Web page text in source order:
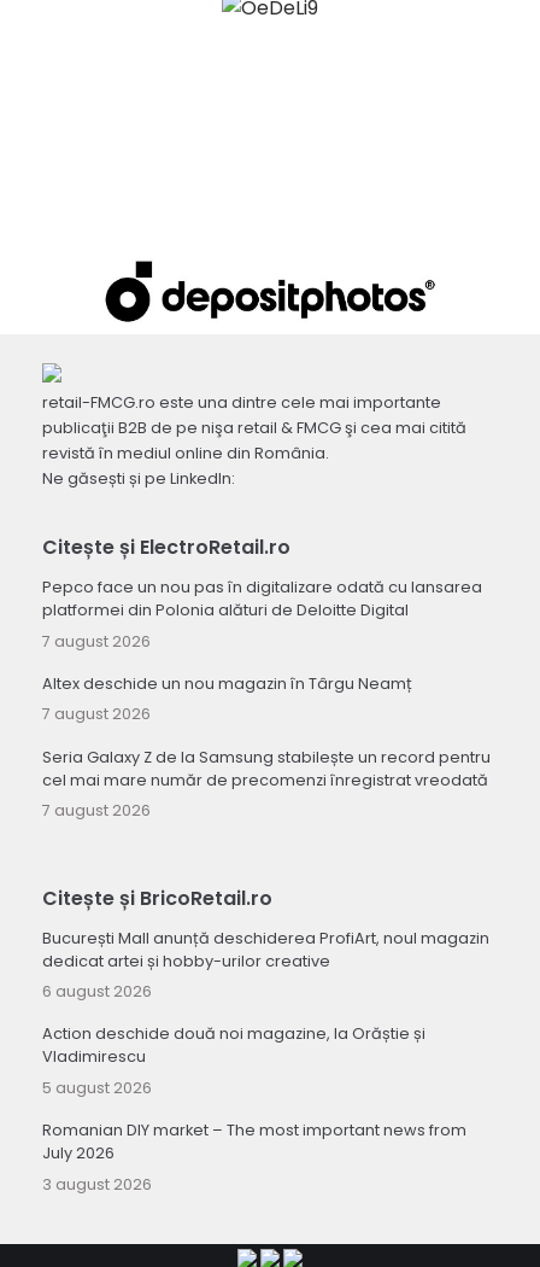
retail-FMCG.ro este una dintre cele mai importante
publicaţii B2B de pe nişa retail & FMCG şi cea mai citită
revistă în mediul online din România.
Ne găsești și pe LinkedIn:
Citește și ElectroRetail.ro
Pepco face un nou pas în digitalizare odată cu lansarea
platformei din Polonia alături de Deloitte Digital
7 august 2026
Altex deschide un nou magazin în Târgu Neamț
7 august 2026
Seria Galaxy Z de la Samsung stabilește un record pentru
cel mai mare număr de precomenzi înregistrat vreodată
7 august 2026
Citește și BricoRetail.ro
București Mall anunță deschiderea ProfiArt, noul magazin
dedicat artei și hobby-urilor creative
6 august 2026
Action deschide două noi magazine, la Orăștie și
Vladimirescu
5 august 2026
Romanian DIY market – The most important news from
July 2026
3 august 2026